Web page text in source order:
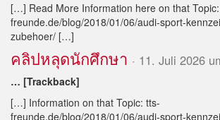
[…] Read More Information here on that
freunde.de/blog/2018/01/06/audi-sport-
zubehoer/ […]
คลิปหลุดนักศึกษา · 11. Juli 2026
… [Trackback]
[…] Information on that Topic: tts-
freunde.de/blog/2018/01/06/audi-sport-